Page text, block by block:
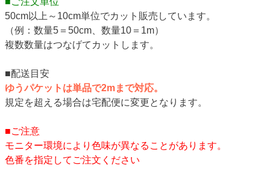
50cm以上～10cm単位でカット販売しています。
（例：数量5＝50cm、数量10＝1m）
複数数量はつなげてカットします。
■配送目安
ゆうパケットは単品で2mまで対応。
規定を超える場合は宅配便に変更となります。
■ご注意
モニター環境により色味が異なることがあります。
色番を指定してご注文ください